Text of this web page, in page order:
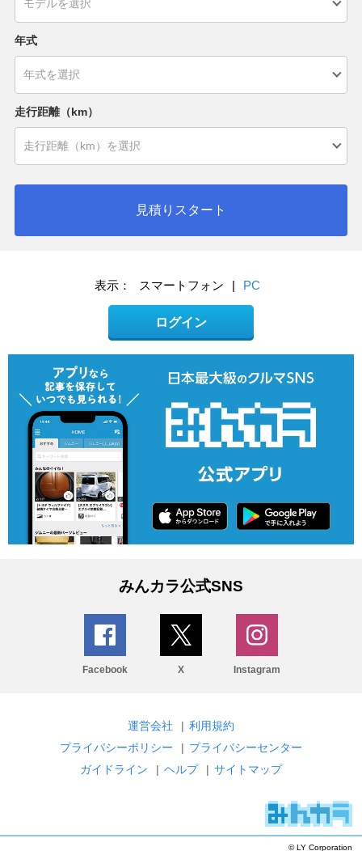
年式
走行距離（km）
見積りスタート
表示： スマートフォン | PC
ログイン
みんカラ公式SNS
Facebook X Instagram
運営会社 | 利用規約
プライバシーポリシー
| プライバシーセンター
ガイドライン
| ヘルプ | サイトマップ
© LY Corporation